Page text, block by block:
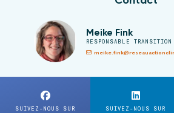
Meike Fink
RESPONSABLE
SUIVEZ-NOUS SUR SUIVEZ-NOUS SUR